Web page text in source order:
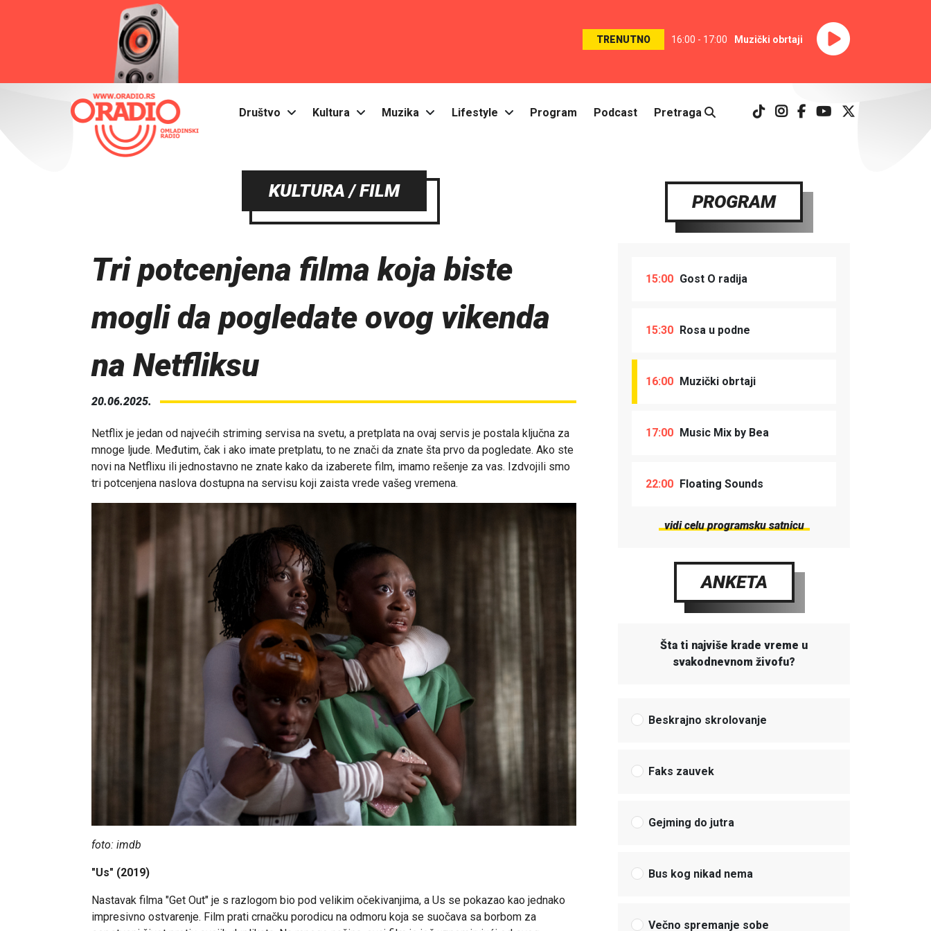
TRENUTNO 16:00 - 17:00 Muzički obrtaji
Društvo Kultura Muzika Lifestyle Program Podcast Pretraga
KULTURA / FILM
Tri potcenjena filma koja biste
mogli da pogledate ovog vikenda
na Netfliksu
20.06.2025.
Netflix je jedan od najvećih striming servisa na svetu, a pretplata na ovaj servis je postala ključna za
mnoge ljude. Međutim, čak i ako imate pretplatu, to ne znači da znate šta prvo da pogledate. Ako ste
novi na Netflixu ili jednostavno ne znate kako da izaberete film, imamo rešenje za vas. Izdvojili smo
tri potcenjena naslova dostupna na servisu koji zaista vrede vašeg vremena.
foto: imdb
"Us" (2019)
Nastavak filma "Get Out" je s razlogom bio pod velikim očekivanjima, a Us se pokazao kao jednako
impresivno ostvarenje. Film prati crnačku porodicu na odmoru koja se suočava sa borbom za
PROGRAM
15:00 Gost O radija
15:30 Rosa u podne
16:00 Muzički obrtaji
17:00 Music Mix by Bea
22:00 Floating Sounds
vidi celu programsku satnicu
ANKETA
Šta ti najviše krade vreme u
svakodnevnom živofu?
Beskrajno skrolovanje
Faks zauvek
Gejming do jutra
Bus kog nikad nema
Večno spremanje sobe